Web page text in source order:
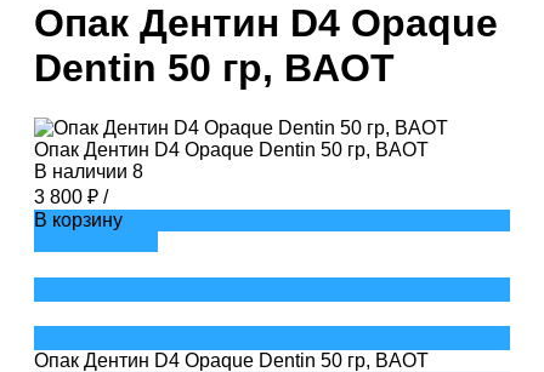
Опак Дентин D4 Opaque
Dentin 50 гр, BAOT
Опак Дентин D4 Opaque Dentin 50 гр, BAOT
В наличии 8
3 800 ₽ /
В корзину
Опак Дентин D4 Opaque Dentin 50 гр, BAOT